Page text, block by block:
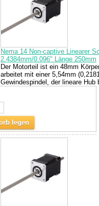
Nema 14 Non-captive Linearer
2.4384mm/0.096" Länge 250mm
Der Motorteil ist ein 48mm
arbeitet mit einer 5,54mm
Gewindespindel, der lineare
legen